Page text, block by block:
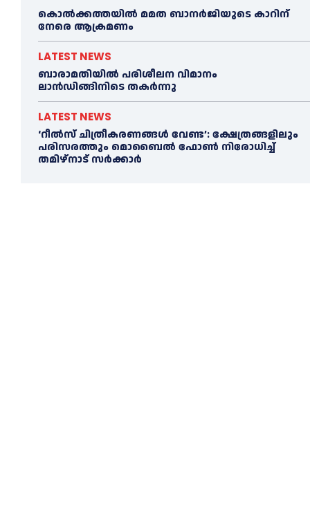
കൊല്‍ക്കത്തയില്‍ മമത ബാനര്‍ജിയുടെ കാറിന്
നേരെ ആക്രമണം
LATEST NEWS
ബാരാമതിയില്‍ പരിശീലന വിമാനം
ലാന്‍ഡിങ്ങിനിടെ തകര്‍ന്നു
LATEST NEWS
‘റീല്‍സ് ചിത്രീകരണങ്ങള്‍ വേണ്ട’: ക്ഷേത്രങ്ങളിലും
പരിസരത്തും മൊബൈല്‍ ഫോണ്‍ നിരോധിച്ച്‌
തമിഴ്നാട് സര്‍ക്കാര്‍